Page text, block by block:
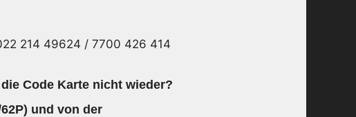
214 49624 / 7700 426 414
Code Karte nicht wieder?
und von der